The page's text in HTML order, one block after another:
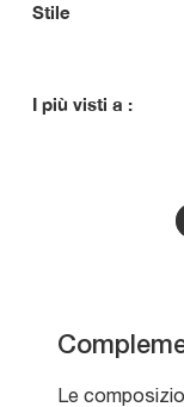
Stile
I più visti a :
Le